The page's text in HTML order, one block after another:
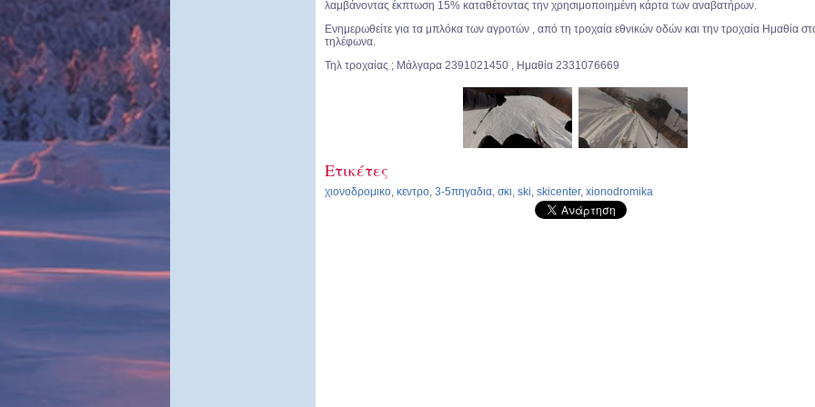
λαμβάνοντας έκπτωση 15% καταθέτοντας την χρησιμοποιημένη κάρτα των αναβατήρων.
Ενημερωθείτε για τα μπλόκα των αγροτών , από τη τροχαία εθνικών οδών και την τροχαία Ημαθία
τηλέφωνα.
Τηλ τροχαίας ; Μάλγαρα 2391021450 , Ημαθία 2331076669
Ετικέτες
χιονοδρομικο, κεντρο, 3-5πηγαδια, σκι, ski, skicenter, xionodromika